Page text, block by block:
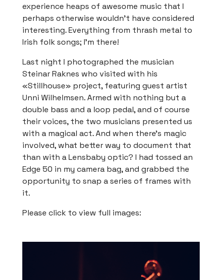
experience heaps of awesome music that I
perhaps otherwise wouldn’t have considered
interesting. Everything from thrash metal to
Irish folk songs; I’m there!
Last night I photographed the musician
Steinar Raknes who visited with his
«Stillhouse» project, featuring guest artist
Unni Wilhelmsen. Armed with nothing but a
double bass and a loop pedal, and of course
their voices, the two musicians presented us
with a magical act. And when there’s magic
involved, what better way to document that
than with a Lensbaby optic? I had tossed an
Edge 50 in my camera bag, and grabbed the
opportunity to snap a series of frames with
it.
Please click to view full images: